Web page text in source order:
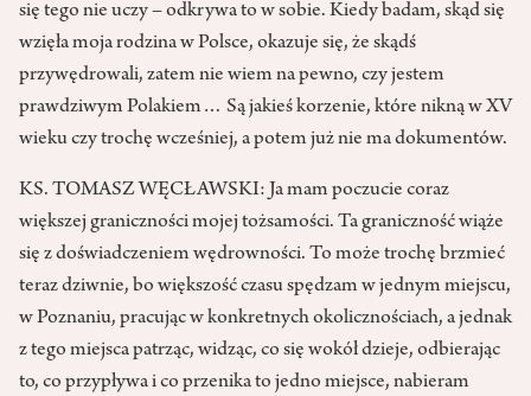
się tego nie uczy – odkrywa to w sobie. Kiedy badam, skąd się
wzięła moja rodzina w Polsce, okazuje się, że skądś
przywędrowali, zatem nie wiem na pewno, czy jestem
prawdziwym Polakiem… Są jakieś korzenie, które nikną w XV
wieku czy trochę wcześniej, a potem już nie ma dokumentów.
KS. TOMASZ WĘCŁAWSKI: Ja mam poczucie coraz
większej graniczności mojej tożsamości. Ta graniczność wiąże
się z doświadczeniem wędrowności. To może trochę brzmieć
teraz dziwnie, bo większość czasu spędzam w jednym miejscu,
w Poznaniu, pracując w konkretnych okolicznościach, a jednak
z tego miejsca patrząc, widząc, co się wokół dzieje, odbierając
to, co przypływa i co przenika to jedno miejsce, nabieram